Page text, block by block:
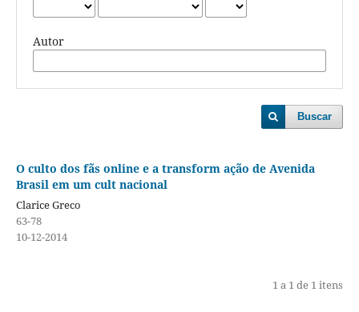
Autor
Buscar
O culto dos fãs online e a transform ação de Avenida
Brasil em um cult nacional
Clarice Greco
63-78
10-12-2014
1 a 1 de 1 itens